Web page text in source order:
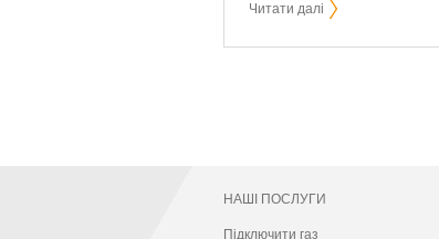
Читати далі
НАШІ ПОСЛУГИ
Підключити газ